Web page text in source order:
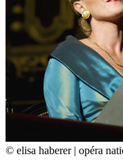
© elisa haberer | opéra